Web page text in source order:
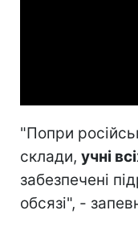
"Попри
склади, учні
забезпечені
обсязі", -